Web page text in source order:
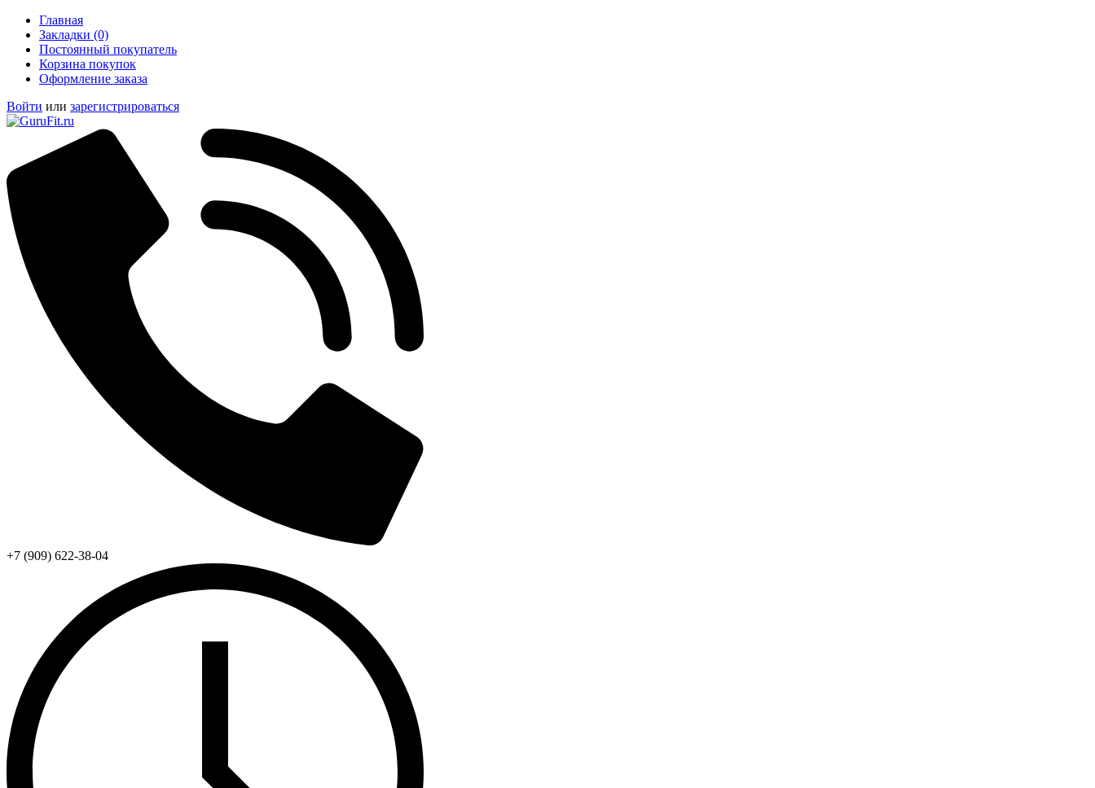
Главная
Закладки (0)
Постоянный покупатель
Корзина покупок
Оформление заказа
Войти или зарегистрироваться
+7 (909) 622-38-04